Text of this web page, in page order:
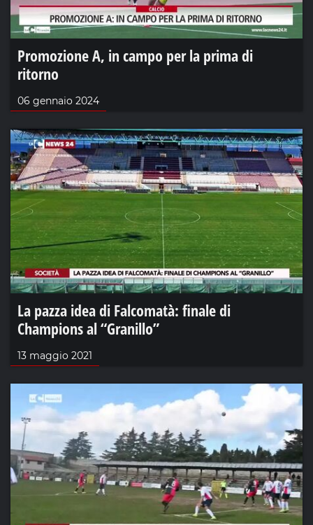
Promozione A, in campo per la prima di
ritorno
06 gennaio 2024
La pazza idea di Falcomatà: finale di
Champions al “Granillo”
13 maggio 2021